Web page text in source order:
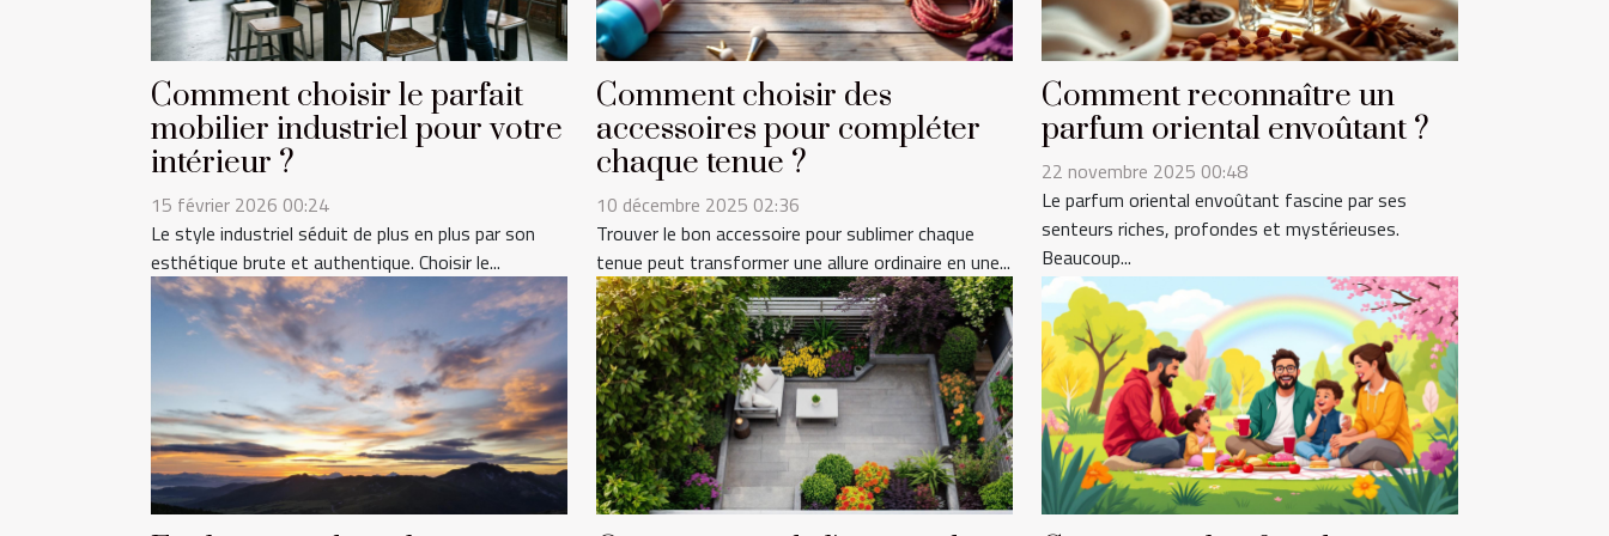
Comment choisir le parfait
mobilier industriel pour votre
intérieur ?
15 février 2026 00:24
Le style industriel séduit de plus en plus par son
esthétique brute et authentique. Choisir le...
Comment choisir des
accessoires pour compléter
chaque tenue ?
10 décembre 2025 02:36
Trouver le bon accessoire pour sublimer chaque
tenue peut transformer une allure ordinaire en une...
Comment reconnaître un
parfum oriental envoûtant ?
22 novembre 2025 00:48
Le parfum oriental envoûtant fascine par ses
senteurs riches, profondes et mystérieuses.
Beaucoup...